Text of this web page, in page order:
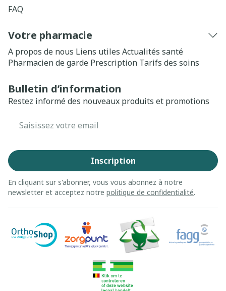
FAQ
Votre pharmacie
A propos de nous Liens utiles Actualités santé
Pharmacien de garde Prescription Tarifs des soins
Bulletin d’information
Restez informé des nouveaux produits et promotions
Inscription
En cliquant sur s'abonner, vous vous abonnez à notre
newsletter et acceptez notre politique de confidentialité.